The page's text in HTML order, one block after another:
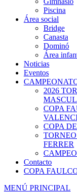
Piscina
Área social
Bridge
Canasta
Dominó
Área
Noticias
Eventos
2026
COPA
COPA
FERRER
Contacto
COPA
MENÚ PRINCIPAL